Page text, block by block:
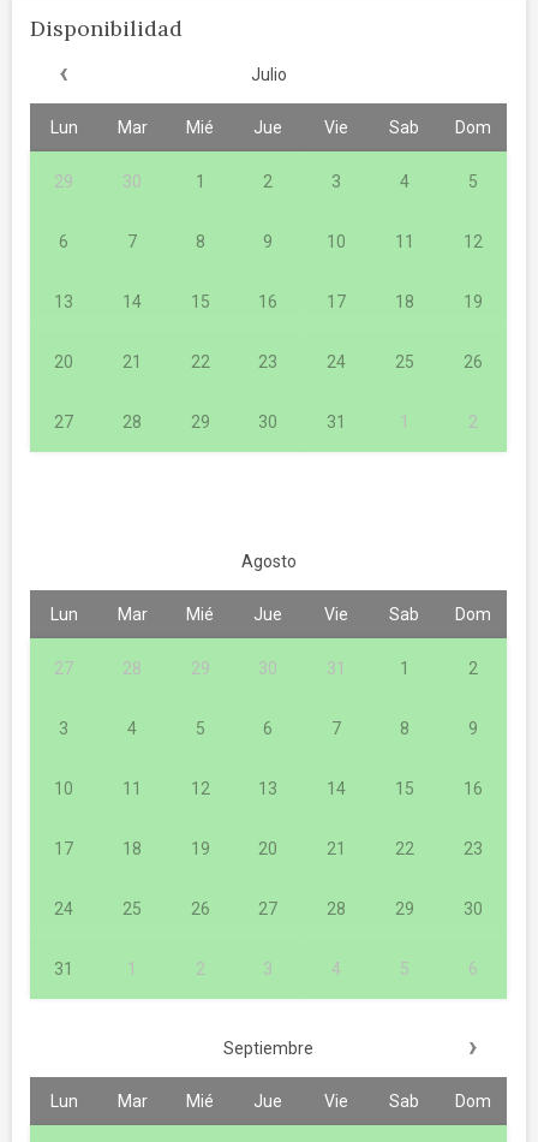
Disponibilidad
‹ Julio
Lun Mar Mié Jue Vie Sab Dom
29 30 1 2 3 4 5
6 7 8 9 10 11 12
13 14 15 16 17 18 19
20 21 22 23 24 25 26
27 28 29 30 31 1 2
Agosto
Lun Mar Mié Jue Vie Sab Dom
27 28 29 30 31 1 2
3 4 5 6 7 8 9
10 11 12 13 14 15 16
17 18 19 20 21 22 23
24 25 26 27 28 29 30
31 1 2 3 4 5 6
Septiembre ›
Lun Mar Mié Jue Vie Sab Dom